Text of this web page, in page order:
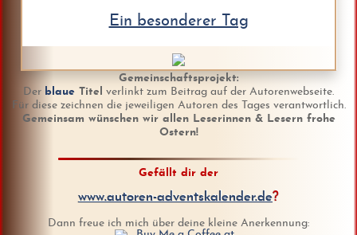
Ein besonderer Tag
Gemeinschaftsprojekt:
Der blaue Titel
verlinkt zum Beitrag auf der Autorenwebseite.
Für diese zeichnen die jeweiligen Autoren des Tages verantwortlich.
Gemeinsam wünschen wir allen Leserinnen & Lesern frohe
Ostern!
Gefällt dir der
www.autoren-adventskalender.de?
Dann freue ich mich über deine kleine Anerkennung: